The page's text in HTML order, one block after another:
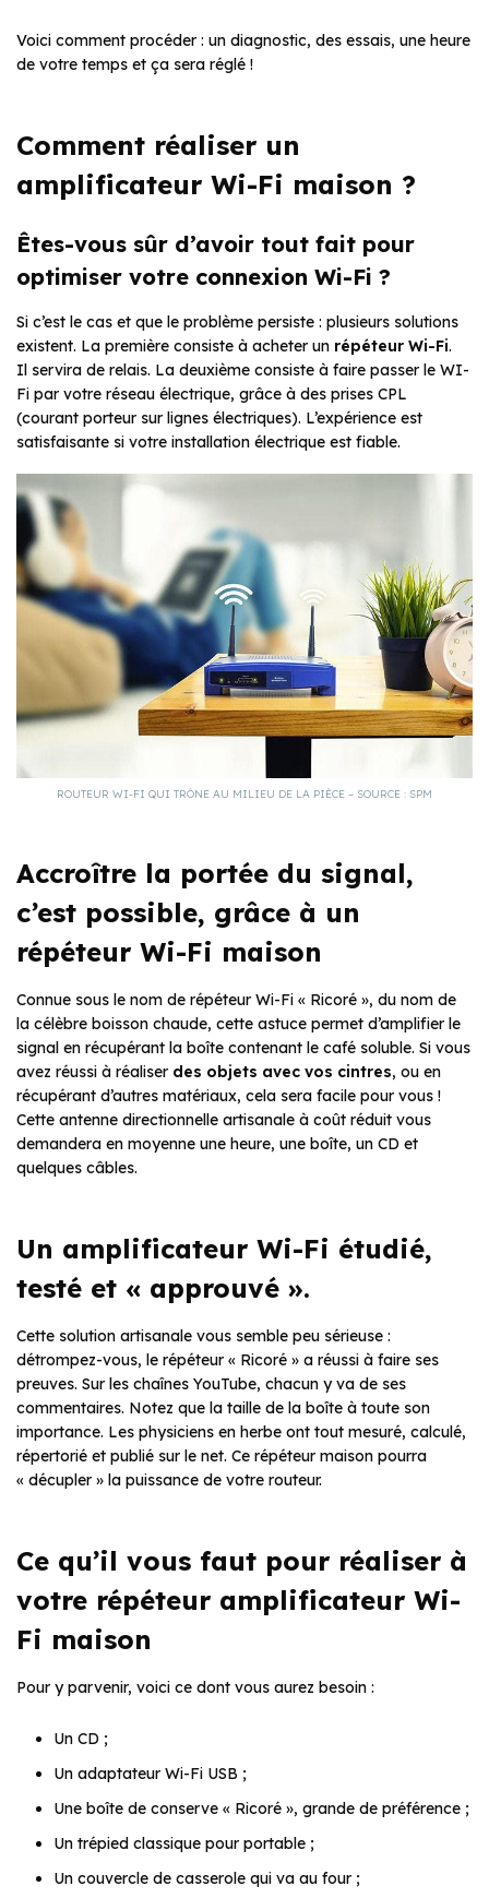
Voici comment procéder : un diagnostic, des essais, une heure
de votre temps et ça sera réglé !
Comment réaliser un
amplificateur Wi-Fi maison ?
Êtes-vous sûr d’avoir tout fait pour
optimiser votre connexion Wi-Fi ?
Si c’est le cas et que le problème persiste : plusieurs solutions
existent. La première consiste à acheter un répéteur Wi-Fi.
Il servira de relais. La deuxième consiste à faire passer le WI-
Fi par votre réseau électrique, grâce à des prises CPL
(courant porteur sur lignes électriques). L’expérience est
satisfaisante si votre installation électrique est fiable.
ROUTEUR WI-FI QUI TRÔNE AU MILIEU DE LA PIÈCE – SOURCE : SPM
Accroître la portée du signal,
c’est possible, grâce à un
répéteur Wi-Fi maison
Connue sous le nom de répéteur Wi-Fi « Ricoré », du nom de
la célèbre boisson chaude, cette astuce permet d’amplifier le
signal en récupérant la boîte contenant le café soluble. Si vous
avez réussi à réaliser des objets avec vos cintres, ou en
récupérant d’autres matériaux, cela sera facile pour vous !
Cette antenne directionnelle artisanale à coût réduit vous
demandera en moyenne une heure, une boîte, un CD et
quelques câbles.
Un amplificateur Wi-Fi étudié,
testé et « approuvé ».
Cette solution artisanale vous semble peu sérieuse :
détrompez-vous, le répéteur « Ricoré » a réussi à faire ses
preuves. Sur les chaînes YouTube, chacun y va de ses
commentaires. Notez que la taille de la boîte à toute son
importance. Les physiciens en herbe ont tout mesuré, calculé,
répertorié et publié sur le net. Ce répéteur maison pourra
« décupler » la puissance de votre routeur.
Ce qu’il vous faut pour réaliser à
votre répéteur amplificateur Wi-
Fi maison
Pour y parvenir, voici ce dont vous aurez besoin :
Un CD ;
Un adaptateur Wi-Fi USB ;
Une boîte de conserve « Ricoré », grande de préférence ;
Un trépied classique pour portable ;
Un couvercle de casserole qui va au four ;